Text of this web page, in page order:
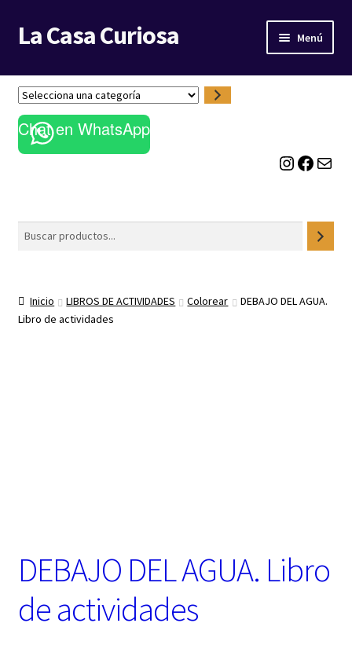
Ir
a
navegación
Ir
al
La Casa Curiosa Menú
LIBRERÍA
BLOG
S
e
l
e
a
c
Chat en WhatsApp
Instagram Facebook Correo electrónico
Buscar
Inicio LIBROS DE ACTIVIDADES Colorear
DEBAJO DEL AGUA.
Libro de actividades
DEBAJO DEL AGUA. Libro
de actividades